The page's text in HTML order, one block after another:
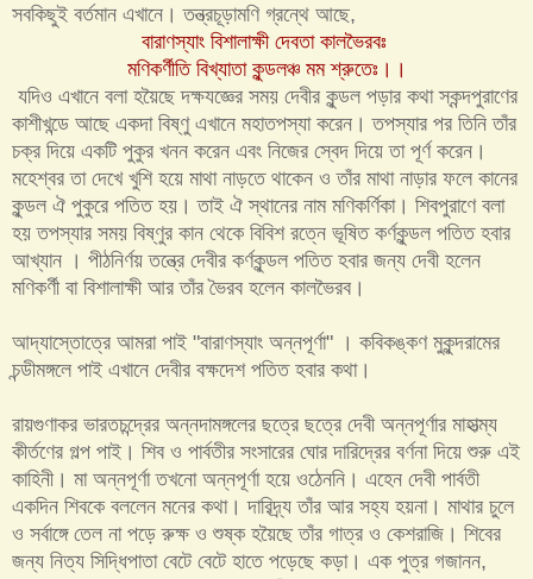
সবকিছুই বর্তমান এখানে। তন্ত্রচূড়ামণি গ্রন্থে আছে,
বারাণস্যাং বিশালাক্ষী দেবতা কালভৈরবঃ
মণিকর্ণীতি বিখ্যাতা কুন্ডলঞ্চ মম শ্রুতেঃ।।
যদিও এখানে বলা হয়ৈছে দক্ষযজ্ঞের সময় দেবীর কুন্ডল পড়ার কথা স্কন্দপুরাণের
কাশীখন্ডে আছে একদা বিষ্ণু এখানে মহাতপস্যা করেন। তপস্যার পর তিনি তাঁর
চক্র দিয়ে একটি পুকুর খনন করেন এবং নিজের স্বেদ দিয়ে তা পূর্ণ করেন।
মহেশ্বর তা দেখে খুশি হয়ে মাথা নাড়তে থাকেন ও তাঁর মাথা নাড়ার ফলে কানের
কুন্ডল ঐ পুকুরে পতিত হয়। তাই ঐ স্থানের নাম মণিকর্ণিকা। শিবপুরাণে বলা
হয় তপস্যার সময় বিষ্ণুর কান থেকে বিবিশ রত্নে ভূষিত কর্ণকুন্ডল পতিত হবার
আখ্যান । পীঠনির্ণয় তন্ত্রে দেবীর কর্ণকুন্ডল পতিত হবার জন্য দেবী হলেন
মণিকর্ণী বা বিশালাক্ষী আর তাঁর ভৈরব হলেন কালভৈরব।
আদ্যাস্তোত্রে আমরা পাই "বারাণস্যাং অন্নপূর্ণা" । কবিকঙ্কণ মুকুন্দরামের
চন্ডীমঙ্গলে পাই এখানে দেবীর বক্ষদেশ পতিত হবার কথা।
রায়গুণাকর ভারতচন্দ্রের অন্নদামঙ্গলের ছত্রে ছত্রে দেবী অন্নপূর্ণার মাহাত্ম্য
কীর্তণের গল্প পাই। শিব ও পার্বতীর সংসারের ঘোর দারিদ্রের বর্ণনা দিয়ে শুরু এই
কাহিনী। মা অন্নপূর্ণা তখনো অন্নপূর্ণা হয়ে ওঠেননি। এহেন দেবী পার্বতী
একদিন শিবকে বললেন মনের কথা। দারিদ্র্য তাঁর আর সহ্য হয়না। মাথার চুলে
ও সর্বাঙ্গে তেল না পড়ে রুক্ষ ও শুষ্ক হয়ৈছে তাঁর গাত্র ও কেশরাজি। শিবের
জন্য নিত্য সিদ্ধিপাতা বেটে বেটে হাতে পড়েছে কড়া। এক পুত্র গজানন,